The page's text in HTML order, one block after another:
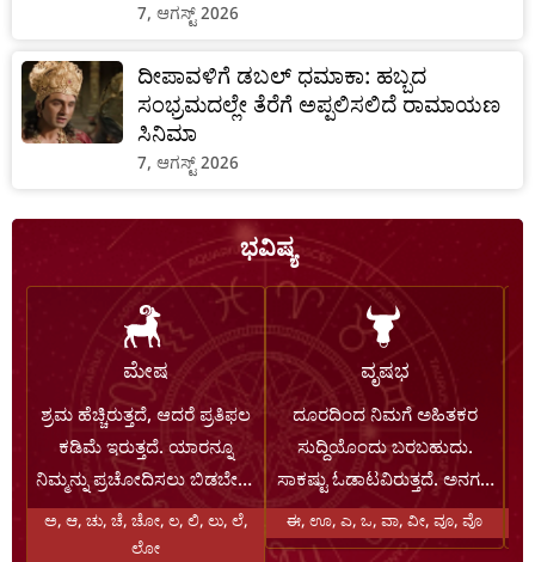
7, ಆಗಸ್ಟ್ 2026
ದೀಪಾವಳಿಗೆ ಡಬಲ್‌ ಧಮಾಕಾ: ಹಬ್ಬದ
ಸಂಭ್ರಮದಲ್ಲೇ ತೆರೆಗೆ ಅಪ್ಪಲಿಸಲಿದೆ ರಾಮಾಯಣ
ಸಿನಿಮಾ
7, ಆಗಸ್ಟ್ 2026
ಭವಿಷ್ಯ
ಮೇಷ
ಶ್ರಮ ಹೆಚ್ಚಿರುತ್ತದೆ, ಆದರೆ ಪ್ರತಿಫಲ
ಕಡಿಮೆ ಇರುತ್ತದೆ. ಯಾರನ್ನೂ
ನಿಮ್ಮನ್ನು ಪ್ರಚೋದಿಸಲು ಬಿಡಬೇಡಿ.
ಶತ್ರುಗಳು ಸೋಲಿಸಲ್ಪಡುತ್ತಾರೆ.
ವ್ಯಾಪಾರ-ವಹಿವಾಟು
ಅ, ಆ, ಚು, ಚೆ, ಚೋ, ಲ, ಲಿ, ಲು, ಲೆ,
ಲೋ
ವೃಷಭ
ದೂರದಿಂದ ನಿಮಗೆ ಅಹಿತಕರ
ಸುದ್ದಿಯೊಂದು ಬರಬಹುದು.
ಸಾಕಷ್ಟು ಓಡಾಟವಿರುತ್ತದೆ. ಅನಗತ್ಯ
ಒತ್ತಡ ಮತ್ತು ಯಾರೊಂದಿಗಾದರೂ
ಸಂಭವನೀಯ ಜಗಳವನ್ನು ನೀವು
ಈ, ಊ, ಎ, ಒ, ವಾ, ವೀ, ವೂ, ವೊ